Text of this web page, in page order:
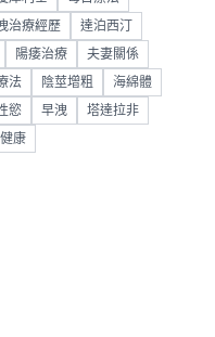
治療經歷 達泊西汀
陽痿治療 夫妻關係
法 陰莖增粗 海綿體
慾 早洩 塔達拉非
康